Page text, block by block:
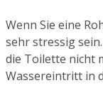
Wenn Sie eine
sehr stressig
die Toilette nicht
Wassereintritt in